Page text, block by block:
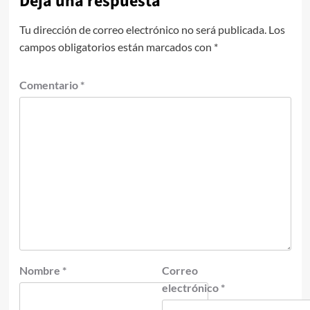
Tu dirección de correo electrónico no será publicada. Los
campos obligatorios están marcados con *
Comentario *
Nombre *
Correo
electrónico *